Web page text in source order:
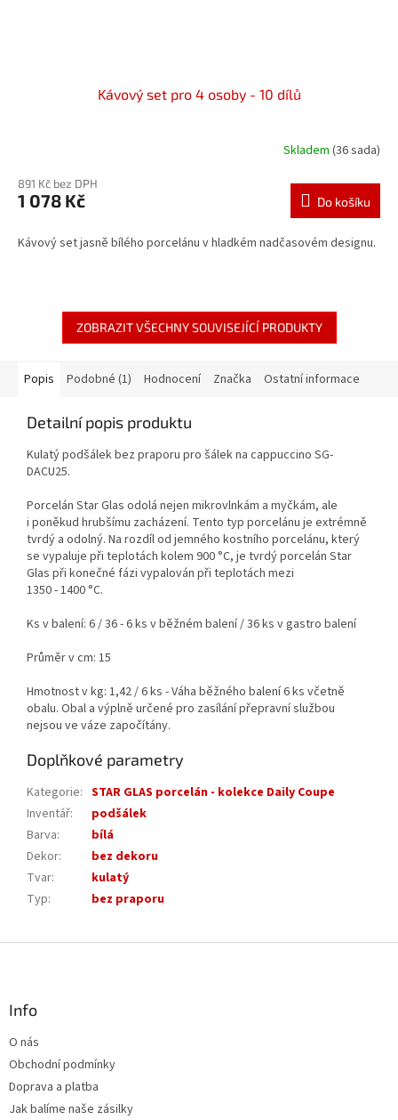
Kávový set pro 4 osoby - 10 dílů
Skladem (36 sada)
891 Kč bez DPH
1 078 Kč Do košíku
Kávový set jasně bílého porcelánu v hladkém nadčasovém designu.
ZOBRAZIT VŠECHNY SOUVISEJÍCÍ PRODUKTY
Popis Podobné (1) Hodnocení Značka Ostatní informace
Detailní popis produktu
Kulatý podšálek bez praporu pro šálek na cappuccino SG-
DACU25.
Porcelán Star Glas odolá nejen mikrovlnkám a myčkám, ale
i poněkud hrubšímu zacházení. Tento typ porcelánu je extrémně
tvrdý a odolný. Na rozdíl od jemného kostního porcelánu, který
se vypaluje při teplotách kolem 900 °C, je tvrdý porcelán Star
Glas při konečné fázi vypalován při teplotách mezi
1350 - 1400 °C.
Ks v balení: 6 / 36 - 6 ks v běžném balení / 36 ks v gastro balení
Průměr v cm: 15
Hmotnost v kg: 1,42 / 6 ks - Váha běžného balení 6 ks včetně
obalu. Obal a výplně určené pro zasílání přepravní službou
nejsou ve váze započítány.
Doplňkové parametry
Kategorie: STAR GLAS porcelán - kolekce Daily Coupe
Inventář:
podšálek
Barva:
bílá
Dekor:
bez dekoru
Tvar:
kulatý
Typ: bez praporu
Info
O nás
Obchodní podmínky
Doprava a platba
Jak balíme naše zásilky